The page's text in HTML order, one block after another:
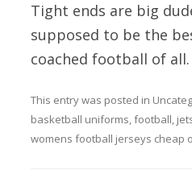
Tight ends are big
supposed to be the
coached football of
This entry was posted in
basketball uniforms,football,
womens football jerseys cheap